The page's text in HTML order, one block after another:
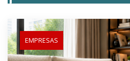
EMPRESAS